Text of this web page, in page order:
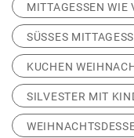
MITTAGESSEN WIE
SÜSSES
KUCHEN
SILVESTER MIT